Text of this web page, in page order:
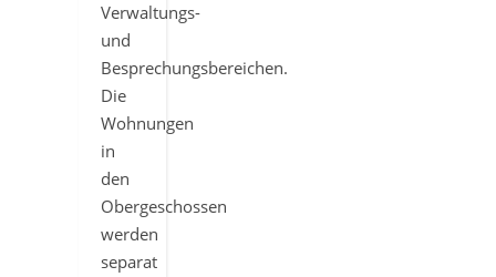
Verwaltungs-
und
Besprechungsbereichen.
Die
Wohnungen
in
den
Obergeschossen
werden
separat